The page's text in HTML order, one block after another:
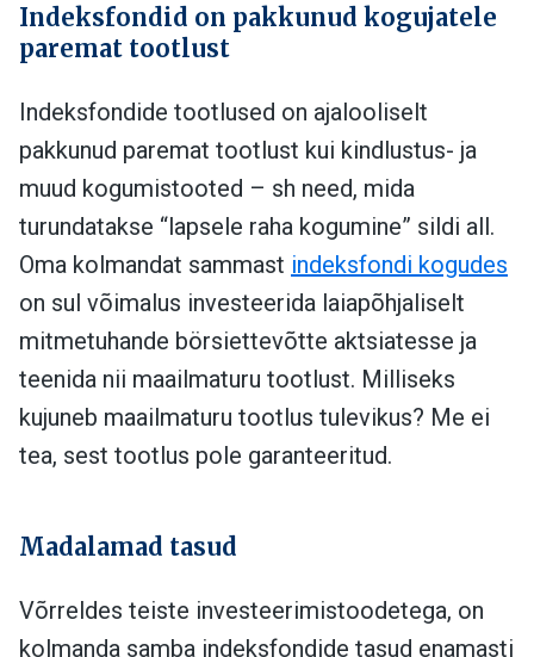
Indeksfondid on pakkunud kogujatele
paremat tootlust
Indeksfondide tootlused on ajalooliselt
pakkunud paremat tootlust kui kindlustus- ja
muud kogumistooted – sh need, mida
turundatakse “lapsele raha kogumine” sildi all.
Oma kolmandat sammast indeksfondi kogudes
on sul võimalus investeerida laiapõhjaliselt
mitmetuhande börsiettevõtte aktsiatesse ja
teenida nii maailmaturu tootlust. Milliseks
kujuneb maailmaturu tootlus tulevikus? Me ei
tea, sest tootlus pole garanteeritud.
Madalamad tasud
Võrreldes teiste investeerimistoodetega, on
kolmanda samba indeksfondide tasud enamasti